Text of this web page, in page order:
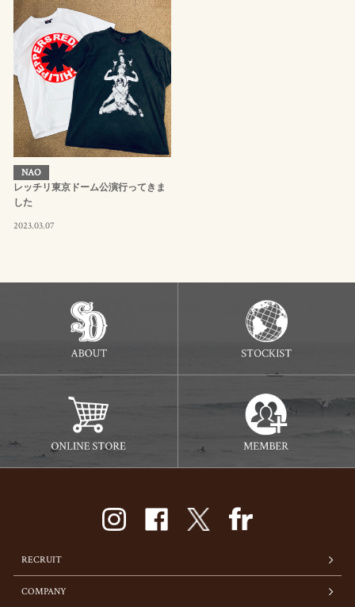
NAO
レッチリ東京ドーム公演行ってきま
した
2023.03.07
RECRUIT
COMPANY